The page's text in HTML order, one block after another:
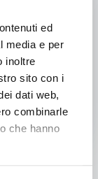
ed
media e per
inoltre
sito con i
dati web,
combinarle
che hanno